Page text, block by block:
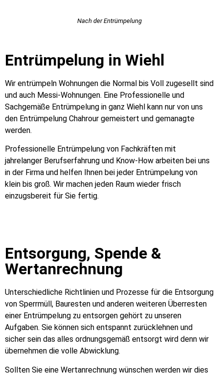
Nach der Entrümpelung
Entrümpelung in Wiehl
Wir entrümpeln Wohnungen die Normal bis Voll zugesellt sind
und auch Messi-Wohnungen. Eine Professionelle und
Sachgemäße Entrümpelung in ganz Wiehl kann nur von uns
den Entrümpelung Chahrour gemeistert und gemanagte
werden.
Professionelle Entrümpelung von Fachkräften mit
jahrelanger Berufserfahrung und Know-How arbeiten bei uns
in der Firma und helfen Ihnen bei jeder Entrümpelung von
klein bis groß. Wir machen jeden Raum wieder frisch
einzugsbereit für Sie fertig.
Entsorgung, Spende &
Wertanrechnung
Unterschiedliche Richtlinien und Prozesse für die Entsorgung
von Sperrmüll, Bauresten und anderen weiteren Überresten
einer Entrümpelung zu entsorgen gehört zu unseren
Aufgaben. Sie können sich entspannt zurücklehnen und
sicher sein das alles ordnungsgemäß entsorgt wird denn wir
übernehmen die volle Abwicklung.
Sollten Sie eine Wertanrechnung wünschen werden wir dies